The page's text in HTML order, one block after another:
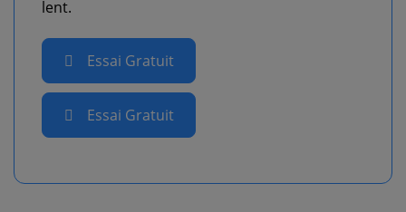
lent.
Essai Gratuit
Essai Gratuit